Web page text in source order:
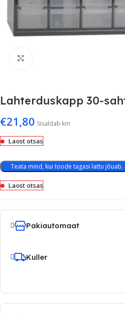
Lahterduskapp 30-
€21,80 Sisaldab km
Laost otsas
Teata mind, kui toode tagasi lattu jõuab.
Laost otsas
Pakiautomaat
Kuller